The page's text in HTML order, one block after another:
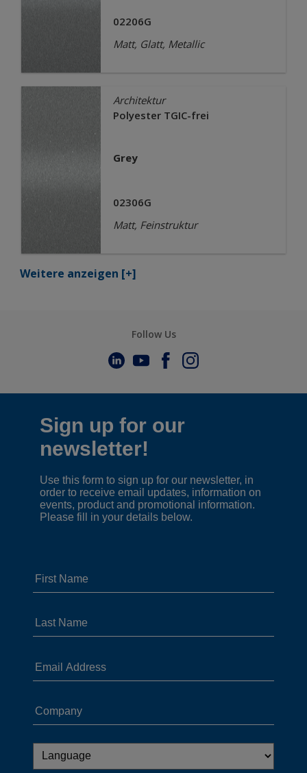
02206G
Matt, Glatt, Metallic
Architektur
Polyester TGIC-frei
Grey
02306G
Matt, Feinstruktur
Weitere anzeigen [+]
Follow Us